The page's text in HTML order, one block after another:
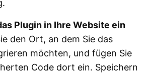
Plugin in Ihre Website ein
den Ort, an dem Sie das
möchten, und fügen Sie
Code dort ein. Speichern